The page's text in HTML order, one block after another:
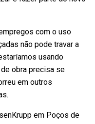
com o uso
não pode travar a
usando
obra precisa se
em outros
em Poços de